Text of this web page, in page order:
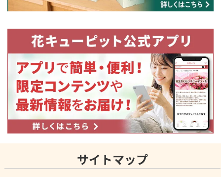
サイトマップ